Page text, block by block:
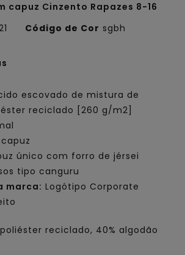
capuz Cinzento Rapazes 8-16
Código de Cor sgbh
escovado de mistura de
reciclado [260 g/m2]
único com forro de jérsei
tipo canguru
marca: Logótipo Corporate
reciclado, 40% algodão